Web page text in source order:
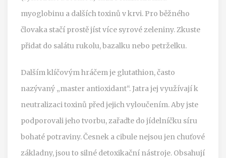
myoglobinu a dalších toxinů v krvi. Pro běžného
človaka stačí prostě jíst více syrové zeleniny. Zkuste
přidat do salátu rukolu, bazalku nebo petrželku.
Dalším klíčovým hráčem je glutathion, často
nazývaný „master antioxidant“. Jatra jej využívají k
neutralizaci toxinů před jejich vyloučením. Aby jste
podporovali jeho tvorbu, zařaďte do jídelníčku síru
bohaté potraviny. Česnek a cibule nejsou jen chuťové
základny, jsou to silné detoxikační nástroje. Obsahují